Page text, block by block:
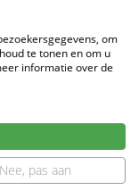
ligt een fijne
is
om
te tonen en om u
informatie over de
Nee, pas aan